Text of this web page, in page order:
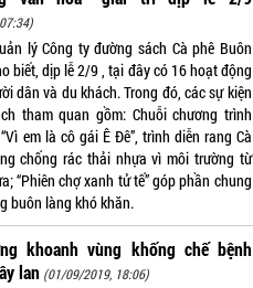
lý Công ty đường sách Cà phê Buôn
biết, dịp lễ 2/9 , tại đây có 16 hoạt động
dân và du khách. Trong đó, các sự kiện
tham quan gồm: Chuỗi chương trình
em là cô gái Ê Đê”, trình diễn rang Cà
chống rác thải nhựa vì môi trường từ
“Phiên chợ xanh tử tế” góp phần chung
buôn làng khó khăn.
khoanh vùng khống chế bệnh
lan (01/09/2019, 18:06)